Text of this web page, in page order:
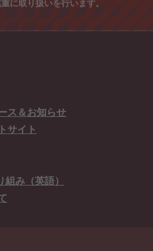
に取り扱いを行います。
ス＆お知らせ
サイト
組み（英語）